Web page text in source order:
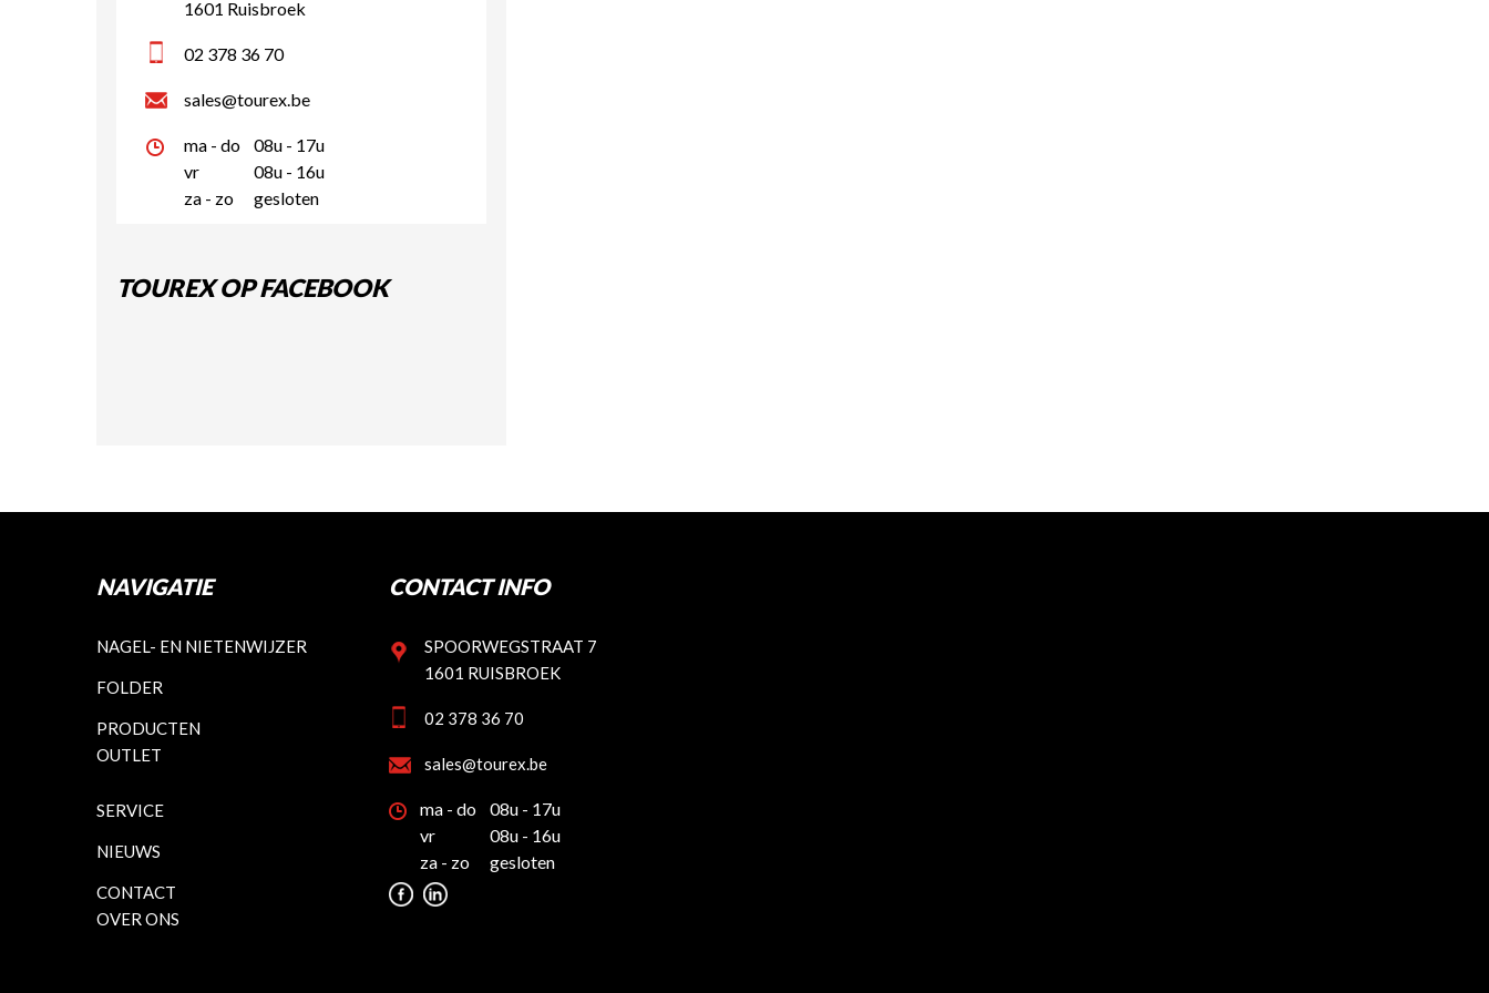
1601 Ruisbroek
02 378 36 70
sales@tourex.be
ma - do
08u - 17u
vr
08u - 16u
za - zo
gesloten
TOUREX OP FACEBOOK
NAVIGATIE
NAGEL- EN NIETENWIJZER
FOLDER
PRODUCTEN
OUTLET
SERVICE
NIEUWS
CONTACT
OVER ONS
CONTACT INFO
SPOORWEGSTRAAT 7
1601 RUISBROEK
02 378 36 70
sales@tourex.be
ma - do
08u - 17u
vr
08u - 16u
za - zo
gesloten